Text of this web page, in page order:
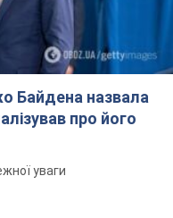
Байдена назвала
про його
уваги